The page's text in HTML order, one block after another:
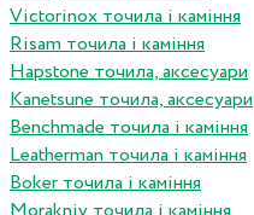
Victorinox точила і каміння
Risam точила і каміння
Hapstone точила, аксесуари
Kanetsune точила, аксесуари
Benchmade точила і каміння
Leatherman точила і каміння
Boker точила і каміння